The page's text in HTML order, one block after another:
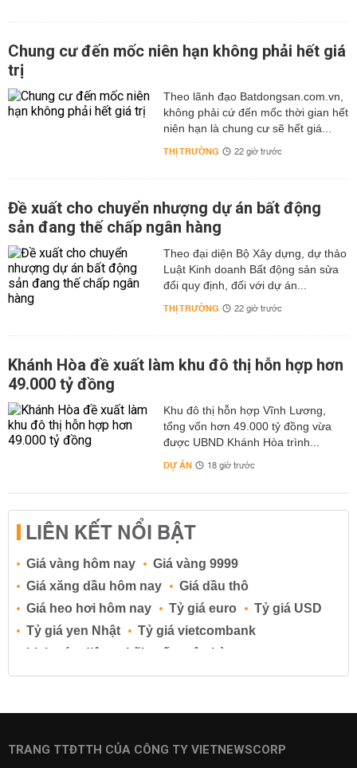
Chung cư đến mốc niên hạn không phải hết giá
trị
Theo lãnh đạo Batdongsan.com.vn,
không phải cứ đến mốc thời gian hết
niên hạn là chung cư sẽ hết giá...
THỊ TRƯỜNG 22 giờ trước
Đề xuất cho chuyển nhượng dự án bất động
sản đang thế chấp ngân hàng
Theo đại diện Bộ Xây dựng, dự thảo
Luật Kinh doanh Bất động sản sửa
đổi quy định, đối với dự án...
THỊ TRƯỜNG 22 giờ trước
Khánh Hòa đề xuất làm khu đô thị hỗn hợp hơn
49.000 tỷ đồng
Khu đô thị hỗn hợp Vĩnh Lương,
tổng vốn hơn 49.000 tỷ đồng vừa
được UBND Khánh Hòa trình...
DỰ ÁN 18 giờ trước
LIÊN KẾT NỔI BẬT
Giá vàng hôm nay
Giá vàng 9999
Giá xăng dầu hôm nay
Giá dầu thô
Giá heo hơi hôm nay
Tỷ giá euro
Tỷ giá USD
Tỷ giá yen Nhật
Tỷ giá vietcombank
Lịch cúp điện
Lãi suất ngân hàng
Lãi suất tiết kiệm
Lãi suất tiền gửi
Lãi suất ngân hàng BIDV
TRANG TTĐTTH CỦA CÔNG TY VIETNEWSCORP